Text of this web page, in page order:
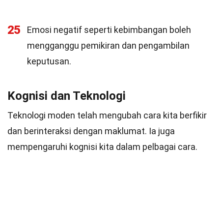
25
Emosi negatif seperti kebimbangan boleh
mengganggu pemikiran dan pengambilan
keputusan.
Kognisi dan Teknologi
Teknologi moden telah mengubah cara kita berfikir
dan berinteraksi dengan maklumat. Ia juga
mempengaruhi kognisi kita dalam pelbagai cara.